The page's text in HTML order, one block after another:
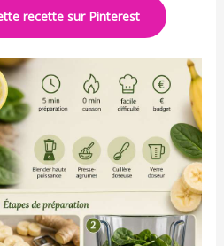
recette sur Pinterest